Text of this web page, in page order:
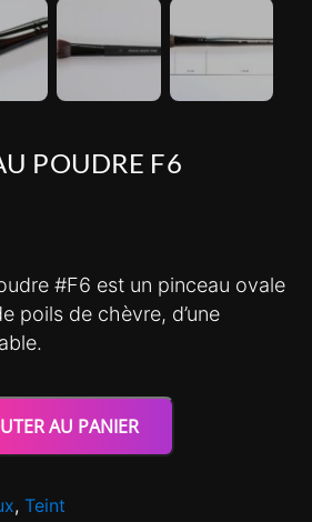
POUDRE F6
#F6 est un pinceau ovale
poils de chèvre, d’une
AU PANIER
, Teint